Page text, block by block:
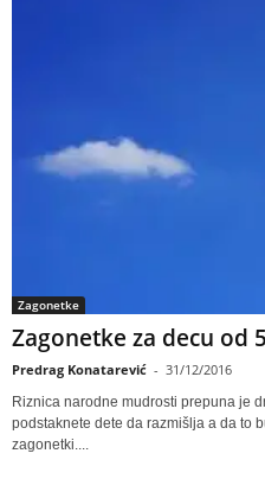
Zagonetke
Zagonetke za decu od
Predrag Konatarević - 31/12/2016
Riznica narodne mudrosti prepuna je
podstaknete dete da razmišlja a da to
zagonetki....